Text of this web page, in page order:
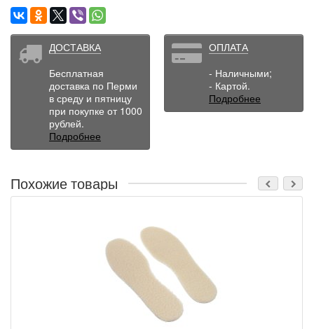
ДОСТАВКА
Бесплатная
доставка по Перми
в среду и пятницу
при покупке от 1000
рублей.
Подробнее
ОПЛАТА
- Наличными;
- Картой.
Подробнее
Похожие товары